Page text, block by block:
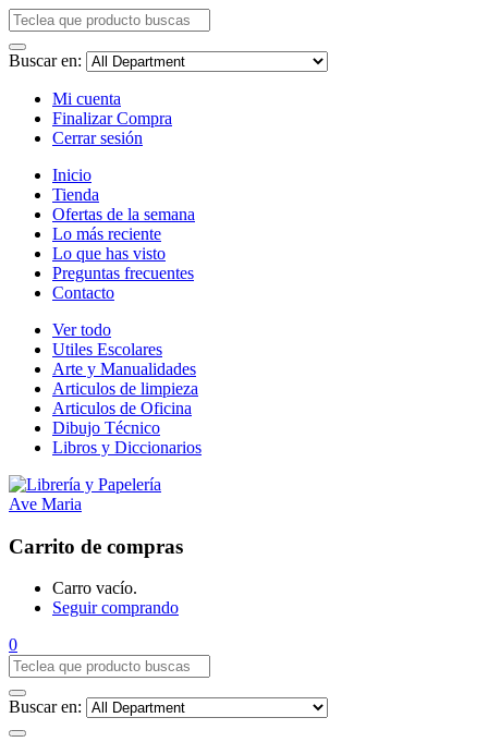
Buscar en:
Mi cuenta
Finalizar Compra
Cerrar sesión
Inicio
Tienda
Ofertas de la semana
Lo más reciente
Lo que has visto
Preguntas frecuentes
Contacto
Ver todo
Utiles Escolares
Arte y Manualidades
Articulos de limpieza
Articulos de Oficina
Dibujo Técnico
Libros y Diccionarios
Carrito de compras
Carro vacío.
Seguir comprando
0
Buscar en: